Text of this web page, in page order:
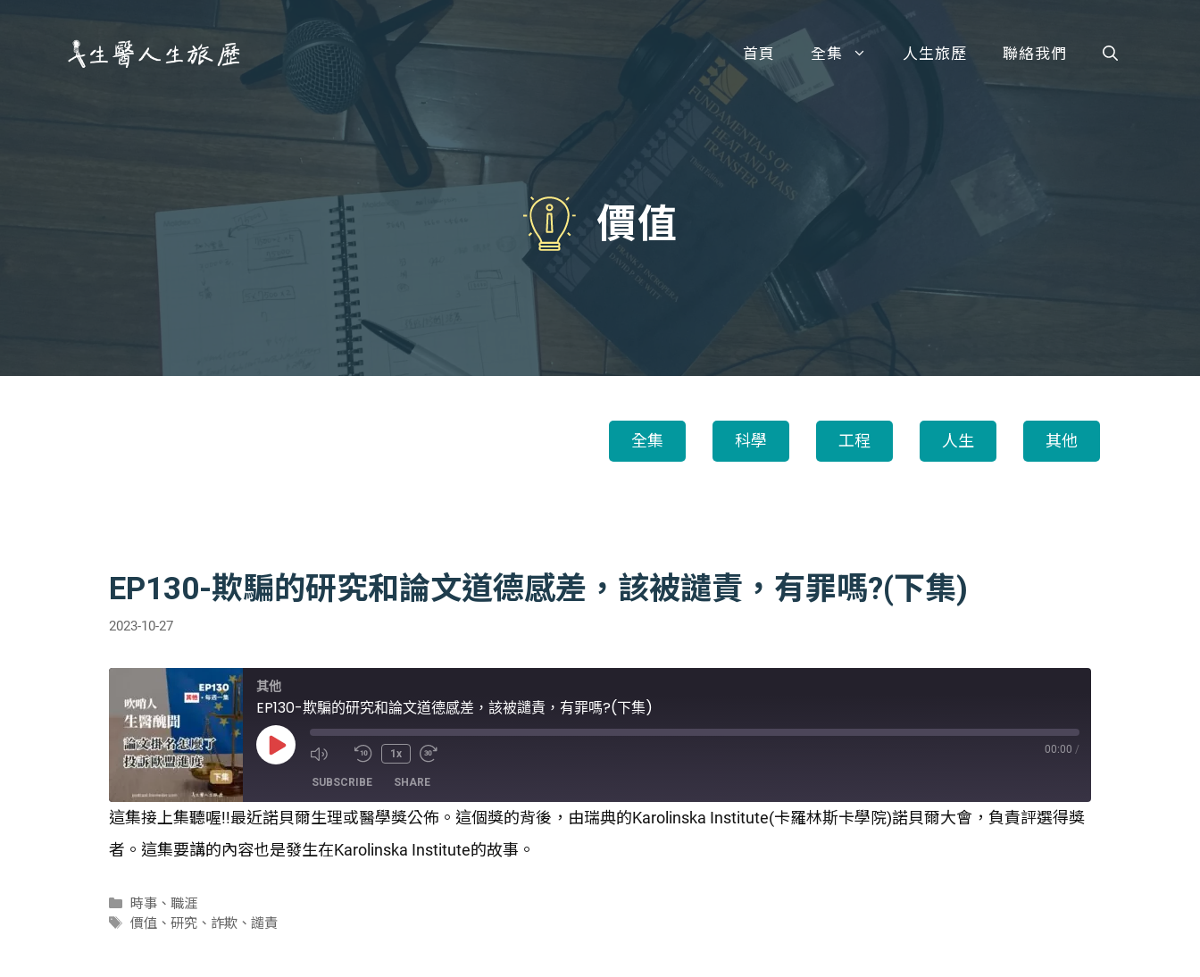
首頁 全集 人生旅歷 聯絡我們
價值
全集 科學 工程 人生 其他
EP130-欺騙的研究和論文道德感差，該被譴責，有罪嗎?(下集)
2023-10-27
其他
EP130-欺騙的研究和論文道德感差，該被譴責，有罪嗎?(下集)
Play
Episode
1x 00:00 /
SUBSCRIBE SHARE
RSS FEED
SHARE
EMBED
這集接上集聽喔!!最近諾貝爾生理或醫學獎公佈。這個獎的背後，由瑞典的Karolinska Institute(卡羅林斯卡學院)諾貝爾大會，負責評選得獎
者。這集要講的內容也是發生在Karolinska Institute的故事。
分
類
時事 、職涯
標
價值 、研究 、 詐欺 、譴責